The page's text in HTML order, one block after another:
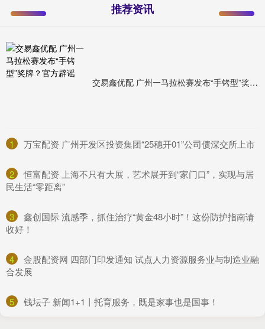
推荐资讯
交易鑫优配 广州一马拉松赛发布“手铐型”奖牌？官方辟谣
1 ​万宝配资 广州开发区投资集团“25穗开01”公司债深交所上市
2
​恒富配资 上海不只有大展，艺术展开到“家门口”，实现与居
民生活“零距离”
3
​鑫创国际 流感季，抓住治疗“黄金48小时”！这份防护指南请
收好！
4
​金股配资网 四部门印发通知 试点人力资源服务业与制造业融
合发展
5 ​钱坛子 新闻1+1丨托育服务，既是家事也是国事！